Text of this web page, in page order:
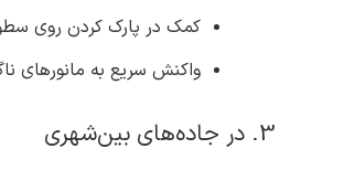
کمک در پارک کردن روی
واکنش سریع به مانورهای
3. در جاده‌های بین‌شهری